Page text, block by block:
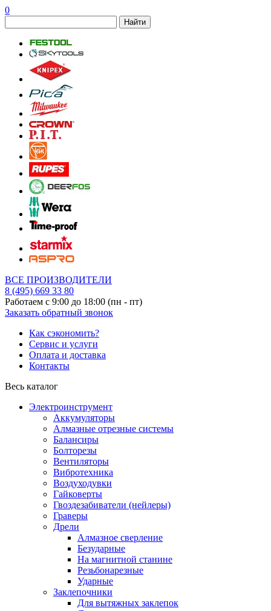
0
Найти
ВСЕ ПРОИЗВОДИТЕЛИ
8 (495) 669 33 80
Работаем с 9:00 до 18:00 (пн - пт)
Заказать обратный звонок
Как сэкономить?
Сервис и услуги
Оплата и доставка
Контакты
Весь каталог
Электроинструмент
Аккумуляторы
Алмазные отрезные системы
Балансиры
Болторезы
Вентиляторы
Вибротехника
Воздуходувки
Гайковерты
Гвоздезабиватели (нейлеры)
Граверы
Дрели
Алмазное сверление
Безударные
На магнитной станине
Резьбонарезные
Ударные
Заклепочники
Для вытяжных заклепок